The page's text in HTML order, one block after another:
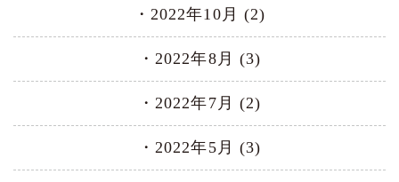
2022年10月 (2)
2022年8月 (3)
2022年7月 (2)
2022年5月 (3)